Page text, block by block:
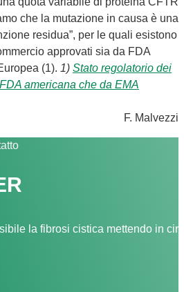
che la mutazione in causa è una
residua”, per le quali esistono
approvati sia da FDA
(1). 1) Stato regolatorio dei
americana che da EMA
F. Malvezzi
la fibrosi cistica mettendo in